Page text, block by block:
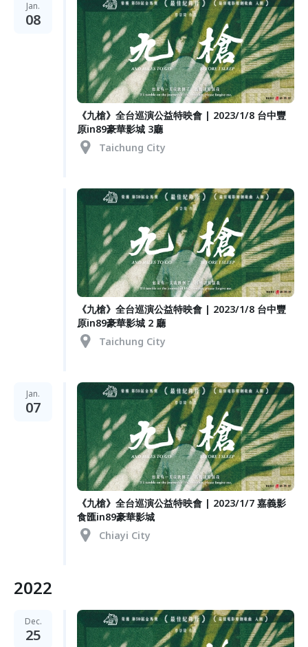
Jan.
08
《九槍》全台巡演公益特映會 | 2023/1/8 台中豐
原in89豪華影城 3廳
Taichung City
《九槍》全台巡演公益特映會 | 2023/1/8 台中豐
原in89豪華影城 2 廳
Taichung City
Jan.
07
《九槍》全台巡演公益特映會 | 2023/1/7 嘉義影
食匯in89豪華影城
Chiayi City
2022
Dec.
25